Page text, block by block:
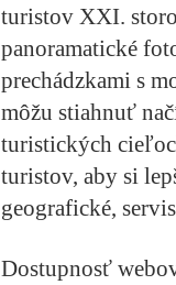
turistov XXI.
panoramatické
prechádzkami s
môžu stiahnuť
turistických
turistov, aby si
geografické,
Dostupnosť